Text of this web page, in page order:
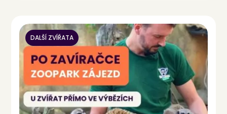
DALŠÍ ZVÍŘATA